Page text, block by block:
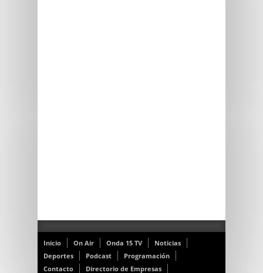
Inicio On Air Onda 15 TV
Noticias
Deportes
Podcast
Programación
Contacto
Directorio de Empresas